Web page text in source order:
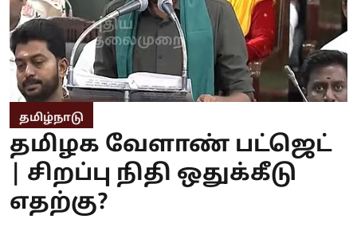
தமிழ்நாடு
தமிழக வேளாண் பட்ஜெட்
| சிறப்பு நிதி ஒதுக்கீடு
எதற்கு?